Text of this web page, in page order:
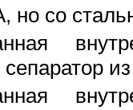
но со